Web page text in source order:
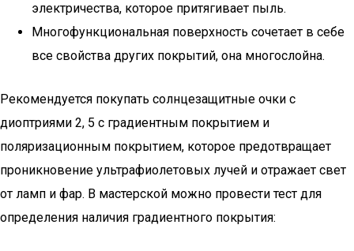
электричества, которое притягивает пыль.
Многофункциональная поверхность сочетает в себе
все свойства других покрытий, она многослойна.
Рекомендуется покупать солнцезащитные очки с
диоптриями 2, 5 с градиентным покрытием и
поляризационным покрытием, которое предотвращает
проникновение ультрафиолетовых лучей и отражает свет
от ламп и фар. В мастерской можно провести тест для
определения наличия градиентного покрытия: